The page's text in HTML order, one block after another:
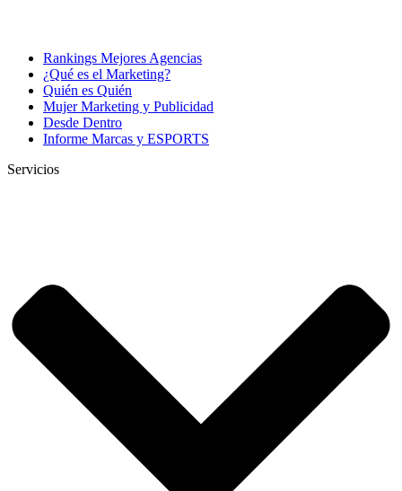
Rankings Mejores Agencias
¿Qué es el Marketing?
Quién es Quién
Mujer Marketing y Publicidad
Desde Dentro
Informe Marcas y ESPORTS
Servicios